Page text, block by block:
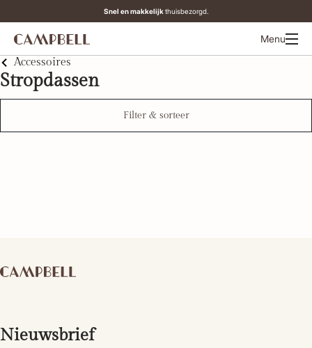
Snel en makkelijkthuisbezorgd.
Op werkdagen vóór 12:00 besteld,
Menu
Accessoires
Stropdassen
Filter & sorteer
Nieuwsbrief